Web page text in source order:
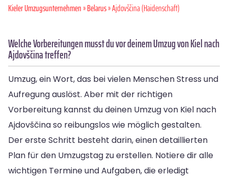
Kieler Umzugsunternehmen»Belarus» Ajdovščina (Haidenschaft)
Welche Vorbereitungen musst du vor deinem Umzug von Kiel nach
Ajdovščina treffen?
Umzug, ein Wort, das bei vielen Menschen Stress und
Aufregung auslöst. Aber mit der richtigen
Vorbereitung kannst du deinen Umzug von Kiel nach
Ajdovščina so reibungslos wie möglich gestalten.
Der erste Schritt besteht darin, einen detaillierten
Plan für den Umzugstag zu erstellen. Notiere dir alle
wichtigen Termine und Aufgaben, die erledigt